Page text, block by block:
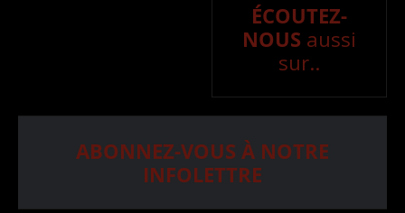
ÉCOUTEZ-
NOUS aussi
sur..
ABONNEZ-VOUS À NOTRE
INFOLETTRE